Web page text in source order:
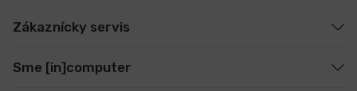
Zákaznícky servis
Sme [in]computer